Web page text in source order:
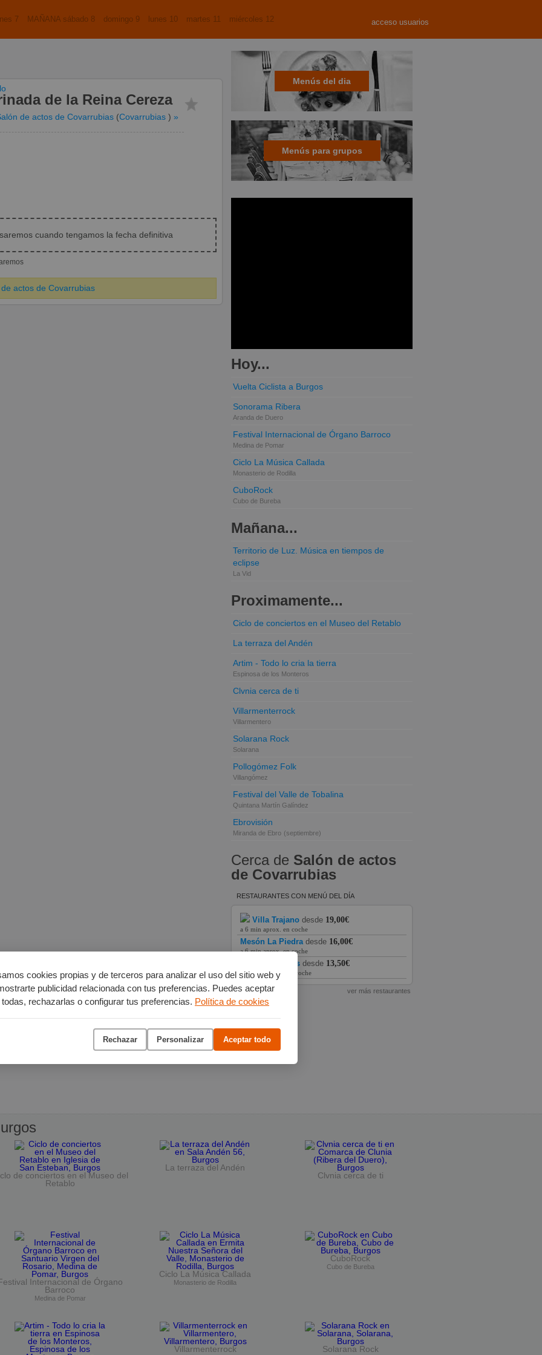
cookies propias y de terceros para analizar el uso del sitio web y
publicidad relacionada con tus preferencias. Puedes aceptar
todas, rechazarlas o configurar tus preferencias. Política de cookies
Rechazar Personalizar Aceptar todo
acceso usuarios
7 MAÑANA sábado 8 domingo 9 lunes 10 martes 11 miércoles 12
de la Reina Cereza
de actos de Covarrubias (Covarrubias ) »
cuando tengamos la fecha definitiva
actos de Covarrubias
Menús del dia
Menús para grupos
Hoy...
Vuelta Ciclista a Burgos
Sonorama Ribera
Aranda de Duero
Festival Internacional de Órgano Barroco
Medina de Pomar
Ciclo La Música Callada
Monasterio de Rodilla
CuboRock
Cubo de Bureba
Mañana...
Territorio de Luz. Música en tiempos de
eclipse
La Vid
Proximamente...
Ciclo de conciertos en el Museo del Retablo
La terraza del Andén
Artim - Todo lo cria la tierra
Espinosa de los Monteros
Clvnia cerca de ti
Villarmenterrock
Villarmentero
Solarana Rock
Solarana
Pollogómez Folk
Villangómez
Festival del Valle de Tobalina
Quintana Martín Galíndez
Ebrovisión
Miranda de Ebro (septiembre)
Cerca de Salón de actos
de Covarrubias
RESTAURANTES CON MENÚ DEL DÍA
Villa Trajano desde 19,00€
a 6 min aprox. en coche
Mesón La Piedra desde 16,00€
a 6 min aprox. en coche
Hotel Las Vegas desde 13,50€
a 18 min aprox. en coche
ver más restaurantes
de conciertos en el Museo del
Retablo
La terraza del Andén
Clvnia cerca de ti
Internacional de Órgano
Barroco
Medina de Pomar
Ciclo La Música Callada
Monasterio de Rodilla
CuboRock
Cubo de Bureba
Villarmenterrock Solarana Rock